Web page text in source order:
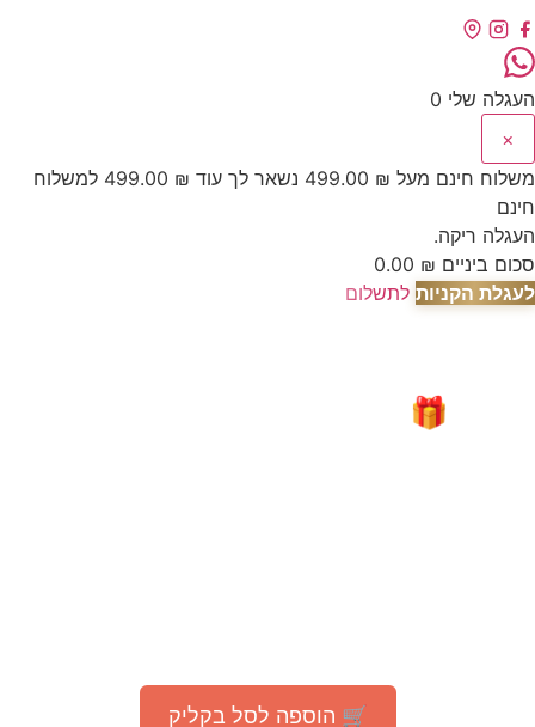
העגלה שלי 0
×
משלוח חינם מעל ₪ נשאר לך עוד ₪
למשלוח
חינם
העגלה ריקה.
סכום ביניים ₪
לעגלת הקניות לתשלום
🎁 מבצע מיוחד לאור המצב
🛒 הוספה לסל בקליק